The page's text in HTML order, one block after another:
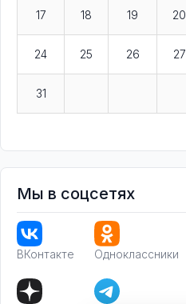
17 18 19 20
24 25 26 27
31
Мы в соцсетях
ВКонтакте Одноклассники